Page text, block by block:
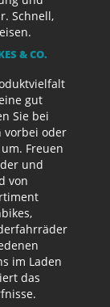
Schnell,
& CO.
gut
Sie bei
vorbei oder
Freuen
und
von
im Laden
das